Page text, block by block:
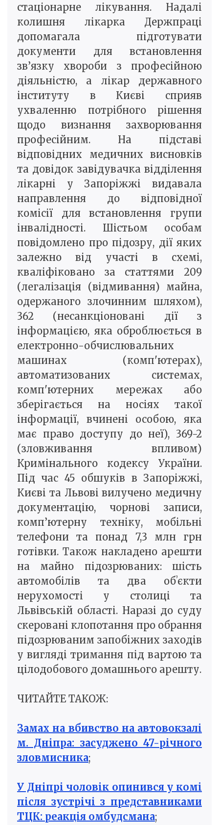
стаціонарне лікування. Надалі
колишня лікарка Держпраці
допомагала підготувати
документи для встановлення
зв’язку хвороби з професійною
діяльністю, а лікар державного
інституту в Києві сприяв
ухваленню потрібного рішення
щодо визнання захворювання
професійним. На підставі
відповідних медичних висновків
та довідок завідувачка відділення
лікарні у Запоріжжі видавала
направлення до відповідної
комісії для встановлення групи
інвалідності. Шістьом особам
повідомлено про підозру, дії яких
залежно від участі в схемі,
кваліфіковано за статтями 209
(легалізація (відмивання) майна,
одержаного злочинним шляхом),
362 (несанкціоновані дії з
інформацією, яка оброблюється в
електронно-обчислювальних
машинах (комп'ютерах),
автоматизованих системах,
комп'ютерних мережах або
зберігається на носіях такої
інформації, вчинені особою, яка
має право доступу до неї), 369-2
(зловживання впливом)
Кримінального кодексу України.
Під час 45 обшуків в Запоріжжі,
Києві та Львові вилучено медичну
документацію, чорнові записи,
комп’ютерну техніку, мобільні
телефони та понад 7,3 млн грн
готівки. Також накладено арешти
на майно підозрюваних: шість
автомобілів та два обʼєкти
нерухомості у столиці та
Львівській області. Наразі до суду
скеровані клопотання про обрання
підозрюваним запобіжних заходів
у вигляді тримання під вартою та
цілодобового домашнього арешту.
ЧИТАЙТЕ ТАКОЖ:
Замах на вбивство на автовокзалі
м. Дніпра: засуджено 47-річного
зловмисника;
У Дніпрі чоловік опинився у комі
після зустрічі з представниками
ТЦК: реакція омбудсмана;